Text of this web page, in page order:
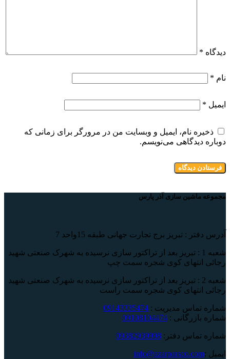
دیدگاه *
نام *
ایمیل *
ذخیره نام، ایمیل و وبسایت من در مرورگر برای زمانی که
دوباره دیدگاهی می‌نویسم.
مجموعه ماشین سازی آذر پارس
آدرس دفتر : تبریز برج تجارت جهانی طبقه 15واحد 7
شعبه 1 : تبریز بعد از تراکتور سازی نرسیده به شهرک صنعتی شهید
رجائی انتهای کوی شجره سمت چپ
شعبه 2 : تبریز بعد از تراکتور سازی نرسیده به شهرک صنعتی شهید
رجائی انتهای کوی شجره سمت راست
شماره تماس مدیریت : 09143335474
شماره بازرگانی : 09108104474
شماره تماس دفتر: 09382939998
ایمیل :info@azarparsco.com